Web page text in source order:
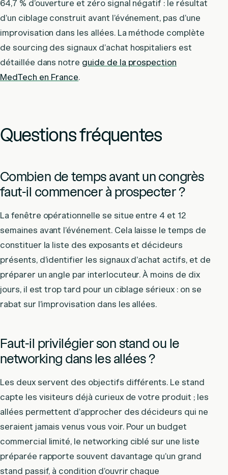
64,7 % d’ouverture et zéro signal négatif : le résultat
d’un ciblage construit avant l’événement, pas d’une
improvisation dans les allées. La méthode complète
de sourcing des signaux d’achat hospitaliers est
détaillée dans notre guide de la prospection
MedTech en France.
Questions fréquentes
Combien de temps avant un congrès
faut-il commencer à prospecter ?
La fenêtre opérationnelle se situe entre 4 et 12
semaines avant l’événement. Cela laisse le temps de
constituer la liste des exposants et décideurs
présents, d’identifier les signaux d’achat actifs, et de
préparer un angle par interlocuteur. À moins de dix
jours, il est trop tard pour un ciblage sérieux : on se
rabat sur l’improvisation dans les allées.
Faut-il privilégier son stand ou le
networking dans les allées ?
Les deux servent des objectifs différents. Le stand
capte les visiteurs déjà curieux de votre produit ; les
allées permettent d’approcher des décideurs qui ne
seraient jamais venus vous voir. Pour un budget
commercial limité, le networking ciblé sur une liste
préparée rapporte souvent davantage qu’un grand
stand passif, à condition d’ouvrir chaque